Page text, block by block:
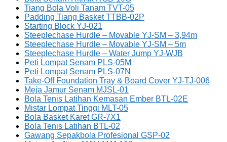
Tiang Bola Voli Tanam TVT-05
Padding Tiang Basket TTBB-02P
Starting Block YJ-021
Steeplechase Hurdle – Movable YJ-SM – 3,94m
Steeplechase Hurdle – Movable YJ-SM – 5m
Steeplechase Hurdle – Water Jump YJ-WJB
Peti Lompat Senam PLS-05M
Peti Lompat Senam PLS-07N
Take-Off Foundation Tray & Board Cover YJ-TJ-006
Meja Jamur Senam MJSL-01
Bola Tenis Latihan Kemasan Ember BTL-02E
Mistar Lompat Tinggi MLT-05
Bola Basket Karet GR-7X1
Bola Tenis Latihan BTL-02
Gawang Sepakbola Profesional GSP-02